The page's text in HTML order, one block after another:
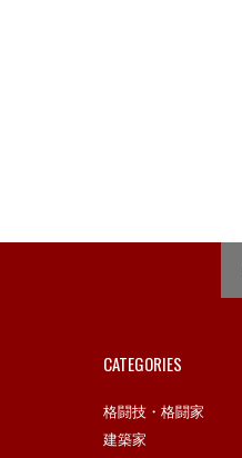
CATEGORIES
格闘技・格闘家
建築家